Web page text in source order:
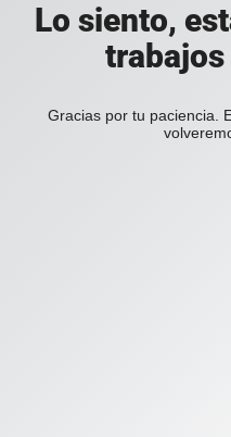
Lo siento,
Gracias por tu paciencia.